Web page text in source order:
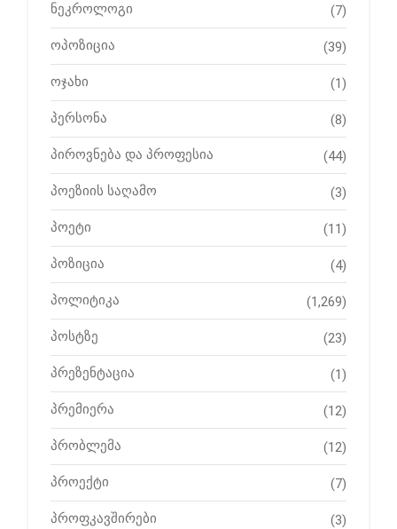
ნეკროლოგი (7)
ოპოზიცია (39)
ოჯახი (1)
პერსონა (8)
პიროვნება და პროფესია (44)
პოეზიის საღამო (3)
პოეტი (11)
პოზიცია (4)
პოლიტიკა (1,269)
პოსტზე (23)
პრეზენტაცია (1)
პრემიერა (12)
პრობლემა (12)
პროექტი (7)
პროფკავშირები (3)